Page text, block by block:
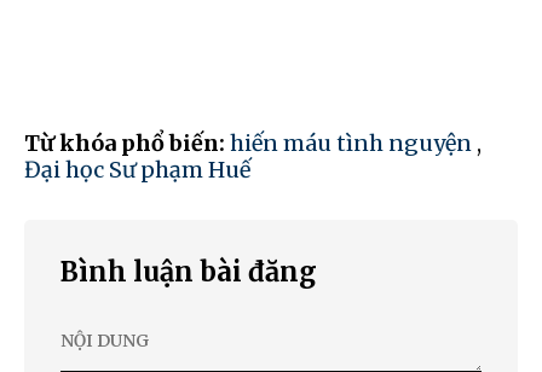
Từ khóa phổ biến: hiến máu tình nguyện ,
Đại học Sư phạm Huế
Bình luận bài đăng